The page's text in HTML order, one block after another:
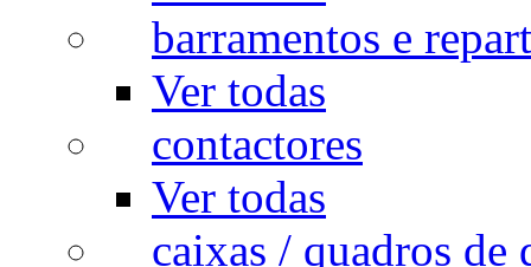
barramentos e
Ver todas
contactores
Ver todas
caixas / quadros de